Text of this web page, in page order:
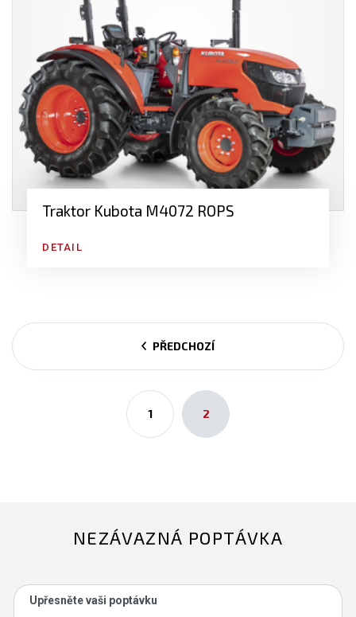
Traktor Kubota M4072 ROPS
DETAIL
PŘEDCHOZÍ
1 2
NEZÁVAZNÁ POPTÁVKA
Upřesněte vaši poptávku